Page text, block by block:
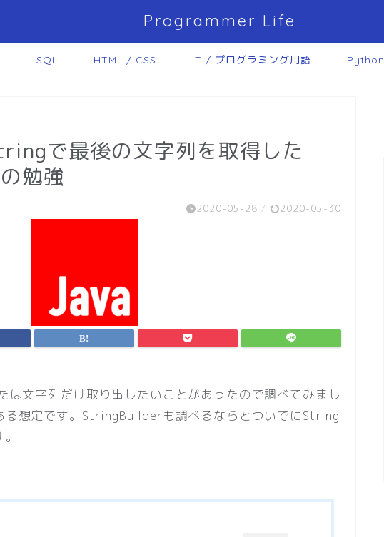
Programmer Life
SQL HTML / CSS IT / プログラミング用語 Python
で最後の文字列を取得した
勉強
2020-05-28 / 2020-05-30
文字列だけ取り出したいことがあったので調べてみまし
る想定です。StringBuilderも調べるならとついでにString